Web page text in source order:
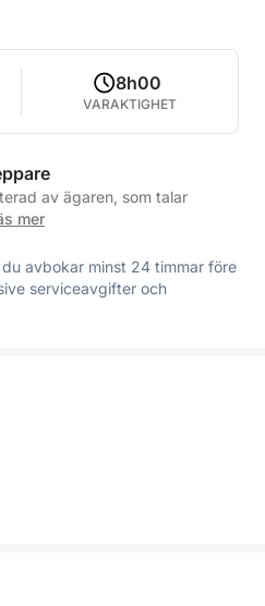
8h00
VARAKTIGHET
av ägaren, som talar
mer
avbokar minst 24 timmar före
serviceavgifter och